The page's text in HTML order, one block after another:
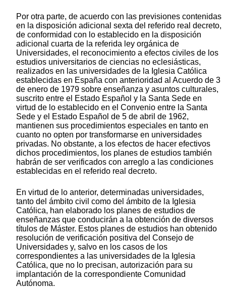
Por otra parte, de acuerdo con las previsiones contenidas
en la disposición adicional sexta del referido real decreto,
de conformidad con lo establecido en la disposición
adicional cuarta de la referida ley orgánica de
Universidades, el reconocimiento a efectos civiles de los
estudios universitarios de ciencias no eclesiásticas,
realizados en las universidades de la Iglesia Católica
establecidas en España con anterioridad al Acuerdo de 3
de enero de 1979 sobre enseñanza y asuntos culturales,
suscrito entre el Estado Español y la Santa Sede en
virtud de lo establecido en el Convenio entre la Santa
Sede y el Estado Español de 5 de abril de 1962,
mantienen sus procedimientos especiales en tanto en
cuanto no opten por transformarse en universidades
privadas. No obstante, a los efectos de hacer efectivos
dichos procedimientos, los planes de estudios también
habrán de ser verificados con arreglo a las condiciones
establecidas en el referido real decreto.
En virtud de lo anterior, determinadas universidades,
tanto del ámbito civil como del ámbito de la Iglesia
Católica, han elaborado los planes de estudios de
enseñanzas que conducirán a la obtención de diversos
títulos de Máster. Estos planes de estudios han obtenido
resolución de verificación positiva del Consejo de
Universidades y, salvo en los casos de los
correspondientes a las universidades de la Iglesia
Católica, que no lo precisan, autorización para su
implantación de la correspondiente Comunidad
Autónoma.